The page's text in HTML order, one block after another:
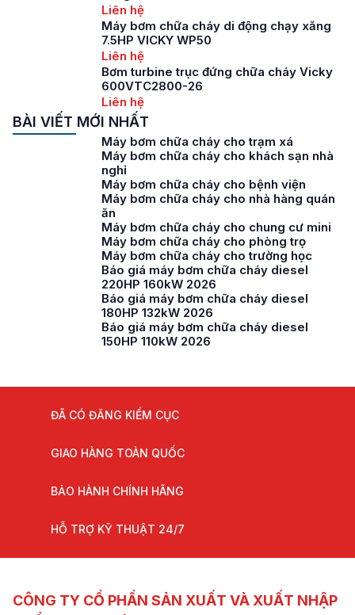
Liên hệ
Máy bơm chữa cháy di động chạy xăng
7.5HP VICKY WP50
Liên hệ
Bơm turbine trục đứng chữa cháy Vicky
600VTC2800-26
Liên hệ
BÀI VIẾT MỚI NHẤT
Máy bơm chữa cháy cho trạm xá
Máy bơm chữa cháy cho khách sạn nhà
nghỉ
Máy bơm chữa cháy cho bệnh viện
Máy bơm chữa cháy cho nhà hàng quán
ăn
Máy bơm chữa cháy cho chung cư mini
Máy bơm chữa cháy cho phòng trọ
Máy bơm chữa cháy cho trường học
Báo giá máy bơm chữa cháy diesel
220HP 160kW 2026
Báo giá máy bơm chữa cháy diesel
180HP 132kW 2026
Báo giá máy bơm chữa cháy diesel
150HP 110kW 2026
ĐÃ CÓ ĐĂNG KIỂM CỤC
GIAO HÀNG TOÀN QUỐC
BẢO HÀNH CHÍNH HÃNG
HỖ TRỢ KỸ THUẬT 24/7
CÔNG TY CỔ PHẦN SẢN XUẤT VÀ XUẤT NHẬP